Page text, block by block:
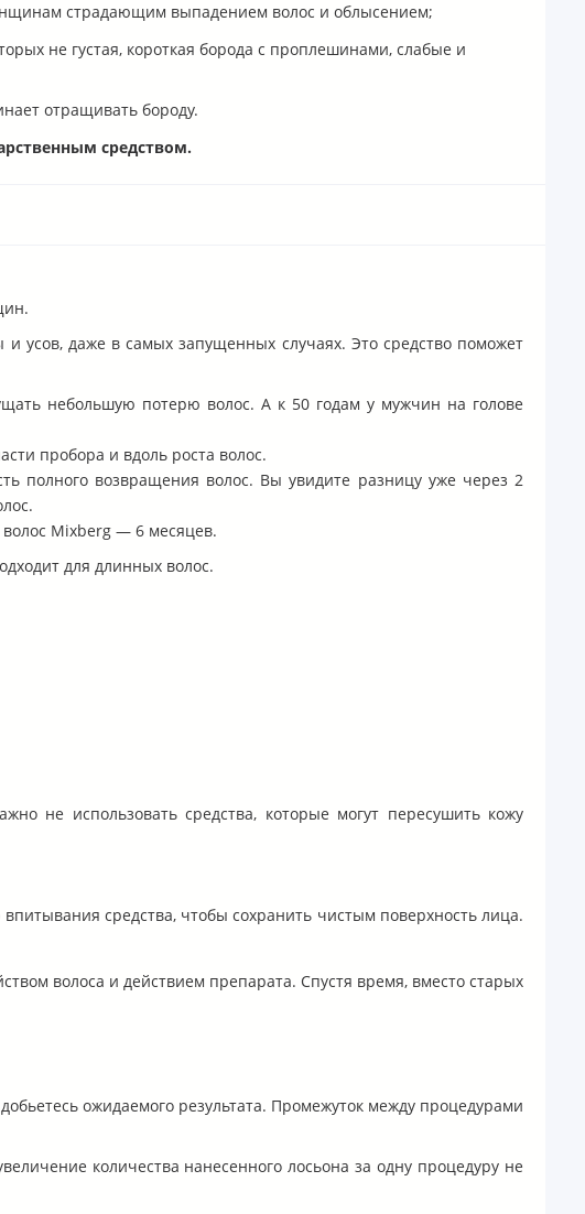
страдающим выпадением волос и облысением;
не густая, короткая борода с проплешинами, слабые и
отращивать бороду.
средством.
усов, даже в самых запущенных случаях. Это средство поможет
небольшую потерю волос. А к 50 годам у мужчин на голове
пробора и вдоль роста волос.
полного возвращения волос. Вы увидите разницу уже через 2
волос Mixberg — 6 месяцев.
для длинных волос.
не использовать средства, которые могут пересушить кожу
средства, чтобы сохранить чистым поверхность лица.
волоса и действием препарата. Спустя время, вместо старых
ожидаемого результата. Промежуток между процедурами
количества нанесенного лосьона за одну процедуру не